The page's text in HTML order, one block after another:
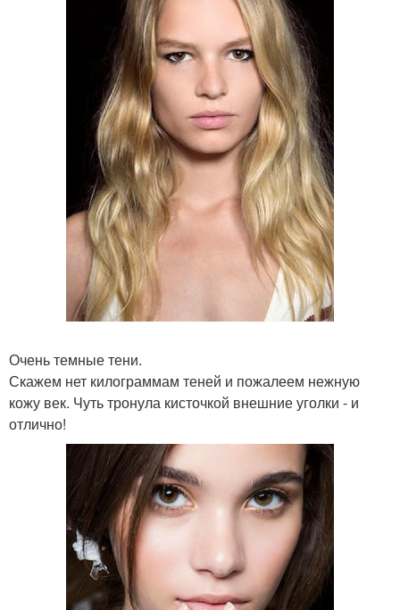
Очень темные тени.
Скажем нет килограммам теней и пожалеем нежную
кожу век. Чуть тронула кисточкой внешние уголки - и
отлично!